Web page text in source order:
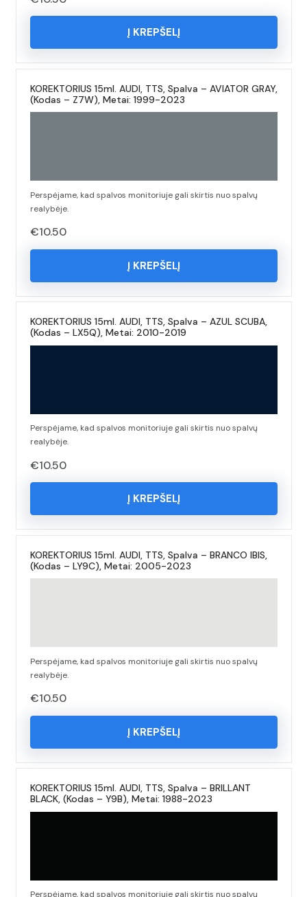
Į KREPŠELĮ
KOREKTORIUS 15ml. AUDI, TTS, Spalva – AVIATOR GRAY,
(Kodas – Z7W), Metai: 1999-2023
Perspėjame, kad spalvos monitoriuje gali skirtis nuo spalvų
realybėje.
€10.50
Į KREPŠELĮ
KOREKTORIUS 15ml. AUDI, TTS, Spalva – AZUL SCUBA,
(Kodas – LX5Q), Metai: 2010-2019
Perspėjame, kad spalvos monitoriuje gali skirtis nuo spalvų
realybėje.
€10.50
Į KREPŠELĮ
KOREKTORIUS 15ml. AUDI, TTS, Spalva – BRANCO IBIS,
(Kodas – LY9C), Metai: 2005-2023
Perspėjame, kad spalvos monitoriuje gali skirtis nuo spalvų
realybėje.
€10.50
Į KREPŠELĮ
KOREKTORIUS 15ml. AUDI, TTS, Spalva – BRILLANT
BLACK, (Kodas – Y9B), Metai: 1988-2023
Perspėjame, kad spalvos monitoriuje gali skirtis nuo spalvų